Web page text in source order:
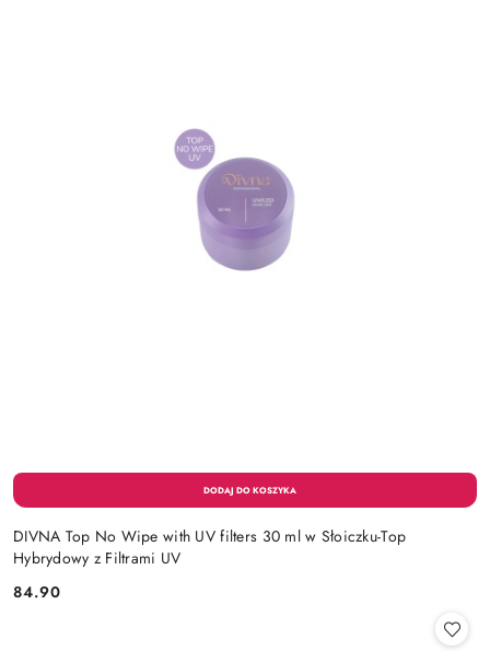
DIVNA Top No Wipe with UV filters 30 ml w Słoiczku-Top
Hybrydowy z Filtrami UV
Cena:
84.90